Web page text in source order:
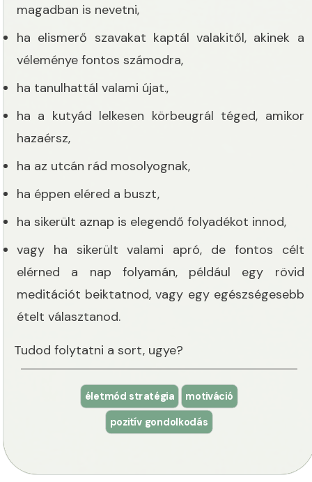
magadban is nevetni,
ha elismerő szavakat kaptál valakitől, akinek a
véleménye fontos számodra,
ha tanulhattál valami újat.,
ha a kutyád lelkesen körbeugrál téged, amikor
hazaérsz,
ha az utcán rád mosolyognak,
ha éppen eléred a buszt,
ha sikerült aznap is elegendő folyadékot innod,
vagy ha sikerült valami apró, de fontos célt
elérned a nap folyamán, például egy rövid
meditációt beiktatnod, vagy egy egészségesebb
ételt választanod.
Tudod folytatni a sort, ugye?
életmód stratégia
motiváció
pozitív gondolkodás